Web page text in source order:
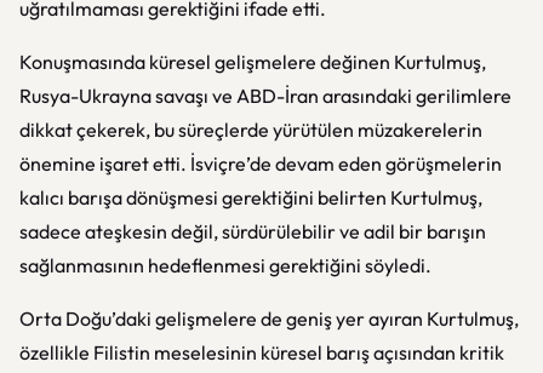
uğratılmaması gerektiğini ifade etti.
Konuşmasında küresel gelişmelere değinen Kurtulmuş,
Rusya-Ukrayna savaşı ve ABD-İran arasındaki gerilimlere
dikkat çekerek, bu süreçlerde yürütülen müzakerelerin
önemine işaret etti. İsviçre’de devam eden görüşmelerin
kalıcı barışa dönüşmesi gerektiğini belirten Kurtulmuş,
sadece ateşkesin değil, sürdürülebilir ve adil bir barışın
sağlanmasının hedeflenmesi gerektiğini söyledi.
Orta Doğu’daki gelişmelere de geniş yer ayıran Kurtulmuş,
özellikle Filistin meselesinin küresel barış açısından kritik